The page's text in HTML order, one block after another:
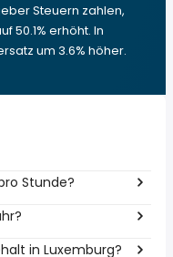
Steuern zahlen,
50.1% erhöht. In
um 3.6% höher.
Stunde?
in Luxemburg?